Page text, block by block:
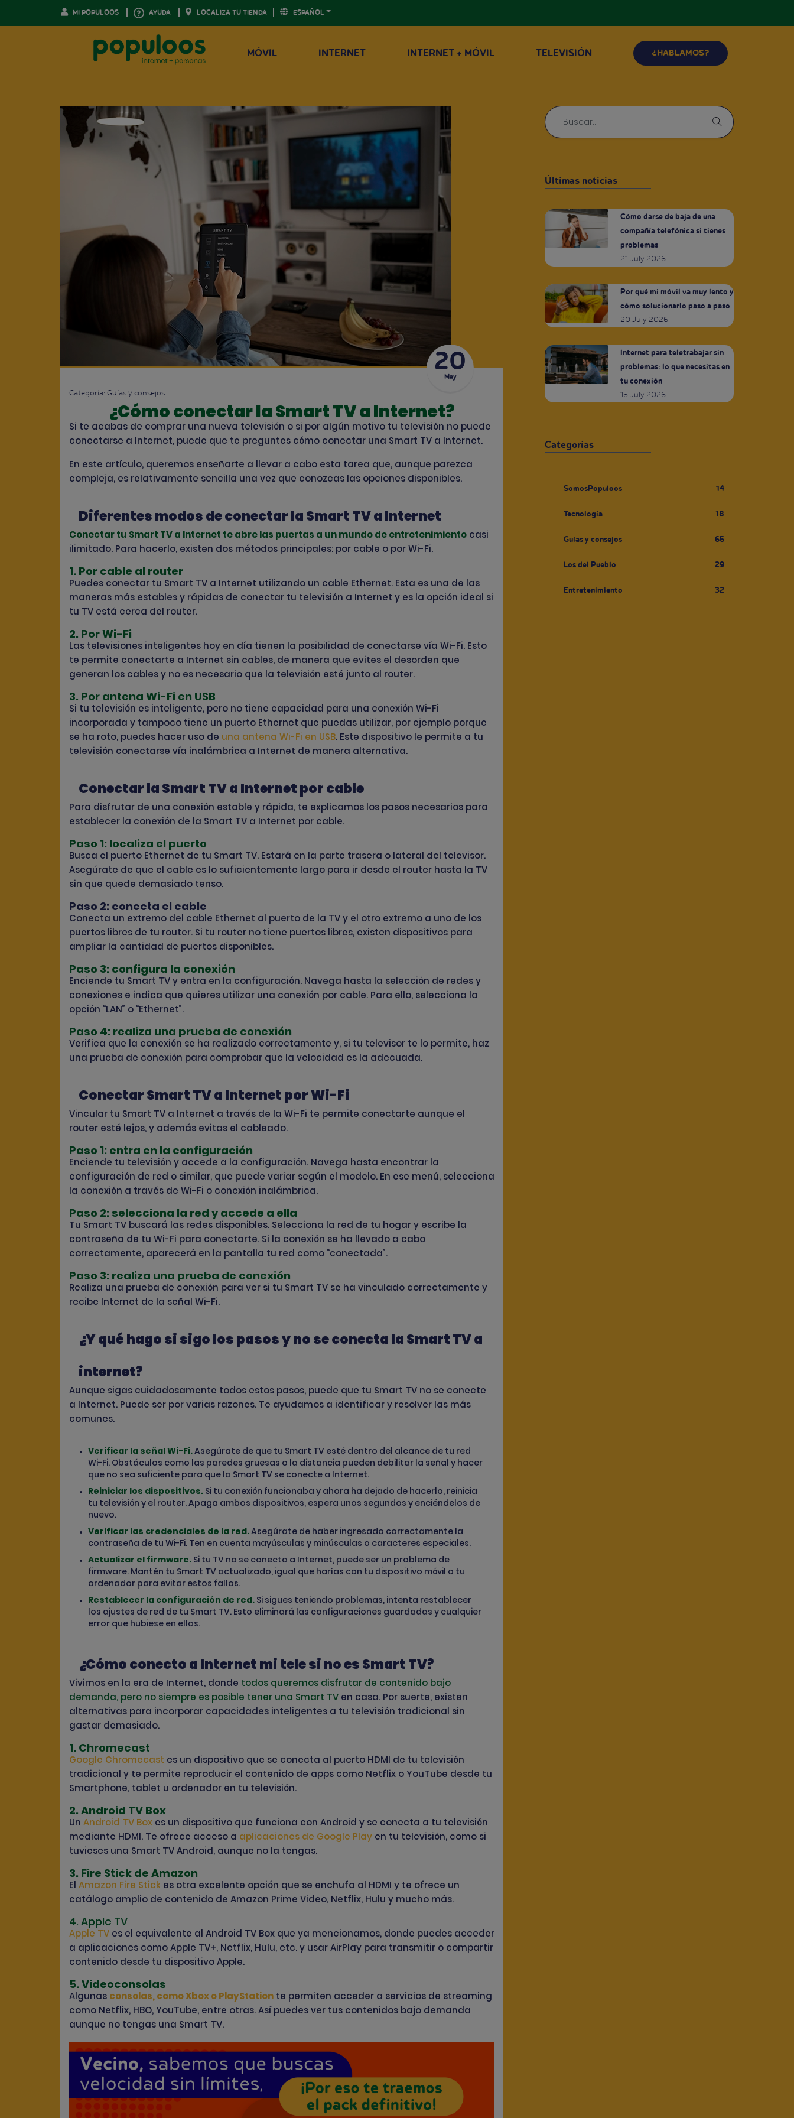
MI POPULOOS AYUDA LOCALIZA TU TIENDA ESPAÑOL
MÓVIL INTERNET INTERNET + MÓVIL TELEVISIÓN ¿HABLAMOS?
20
May
Categoría: Guías y consejos
¿Cómo conectar la Smart TV a Internet?
Si te acabas de comprar una nueva televisión o si por algún motivo tu televisión no puede
conectarse a Internet, puede que te preguntes cómo conectar una Smart TV a Internet.
En este artículo, queremos enseñarte a llevar a cabo esta tarea que, aunque parezca
compleja, es relativamente sencilla una vez que conozcas las opciones disponibles.
Diferentes modos de conectar la Smart TV a Internet
Conectar tu Smart TV a Internet te abre las puertas a un mundo de entretenimiento casi
ilimitado. Para hacerlo, existen dos métodos principales: por cable o por Wi-Fi.
1. Por cable al router
Puedes conectar tu Smart TV a Internet utilizando un cable Ethernet. Esta es una de las
maneras más estables y rápidas de conectar tu televisión a Internet y es la opción ideal si
tu TV está cerca del router.
2. Por Wi-Fi
Las televisiones inteligentes hoy en día tienen la posibilidad de conectarse vía Wi-Fi. Esto
te permite conectarte a Internet sin cables, de manera que evites el desorden que
generan los cables y no es necesario que la televisión esté junto al router.
3. Por antena Wi-Fi en USB
Si tu televisión es inteligente, pero no tiene capacidad para una conexión Wi-Fi
incorporada y tampoco tiene un puerto Ethernet que puedas utilizar, por ejemplo porque
se ha roto, puedes hacer uso de una antena Wi-Fi en USB. Este dispositivo le permite a tu
televisión conectarse vía inalámbrica a Internet de manera alternativa.
Conectar la Smart TV a Internet por cable
Para disfrutar de una conexión estable y rápida, te explicamos los pasos necesarios para
establecer la conexión de la Smart TV a Internet por cable.
Paso 1: localiza el puerto
Busca el puerto Ethernet de tu Smart TV. Estará en la parte trasera o lateral del televisor.
Asegúrate de que el cable es lo suficientemente largo para ir desde el router hasta la TV
sin que quede demasiado tenso.
Paso 2: conecta el cable
Conecta un extremo del cable Ethernet al puerto de la TV y el otro extremo a uno de los
puertos libres de tu router. Si tu router no tiene puertos libres, existen dispositivos para
ampliar la cantidad de puertos disponibles.
Paso 3: configura la conexión
Enciende tu Smart TV y entra en la configuración. Navega hasta la selección de redes y
conexiones e indica que quieres utilizar una conexión por cable. Para ello, selecciona la
opción “LAN” o “Ethernet”.
Paso 4: realiza una prueba de conexión
Verifica que la conexión se ha realizado correctamente y, si tu televisor te lo permite, haz
una prueba de conexión para comprobar que la velocidad es la adecuada.
Conectar Smart TV a Internet por Wi-Fi
Vincular tu Smart TV a Internet a través de la Wi-Fi te permite conectarte aunque el
router esté lejos, y además evitas el cableado.
Paso 1: entra en la configuración
Enciende tu televisión y accede a la configuración. Navega hasta encontrar la
configuración de red o similar, que puede variar según el modelo. En ese menú, selecciona
la conexión a través de Wi-Fi o conexión inalámbrica.
Paso 2: selecciona la red y accede a ella
Tu Smart TV buscará las redes disponibles. Selecciona la red de tu hogar y escribe la
contraseña de tu Wi-Fi para conectarte. Si la conexión se ha llevado a cabo
correctamente, aparecerá en la pantalla tu red como “conectada”.
Paso 3: realiza una prueba de conexión
Realiza una prueba de conexión para ver si tu Smart TV se ha vinculado correctamente y
recibe Internet de la señal Wi-Fi.
¿Y qué hago si sigo los pasos y no se conecta la Smart TV a
internet?
Aunque sigas cuidadosamente todos estos pasos, puede que tu Smart TV no se conecte
a Internet. Puede ser por varias razones. Te ayudamos a identificar y resolver las más
comunes.
Verificar la señal Wi-Fi.Asegúrate de que tu Smart TV esté dentro del alcance de tu red
Wi-Fi. Obstáculos como las paredes gruesas o la distancia pueden debilitar la señal y hacer
que no sea suficiente para que la Smart TV se conecte a Internet.
Reiniciar los dispositivos. Si tu conexión funcionaba y ahora ha dejado de hacerlo, reinicia
tu televisión y el router. Apaga ambos dispositivos, espera unos segundos y enciéndelos de
nuevo.
Verificar las credenciales de la red.Asegúrate de haber ingresado correctamente la
contraseña de tu Wi-Fi. Ten en cuenta mayúsculas y minúsculas o caracteres especiales.
Actualizar el firmware. Si tu TV no se conecta a Internet, puede ser un problema de
firmware. Mantén tu Smart TV actualizado, igual que harías con tu dispositivo móvil o tu
ordenador para evitar estos fallos.
Restablecer la configuración de red. Si sigues teniendo problemas, intenta restablecer
los ajustes de red de tu Smart TV. Esto eliminará las configuraciones guardadas y cualquier
error que hubiese en ellas.
¿Cómo conecto a Internet mi tele si no es Smart TV?
Vivimos en la era de Internet, donde todos queremos disfrutar de contenido bajo
demanda, pero no siempre es posible tener una Smart TV en casa. Por suerte, existen
alternativas para incorporar capacidades inteligentes a tu televisión tradicional sin
gastar demasiado.
1. Chromecast
Google Chromecast es un dispositivo que se conecta al puerto HDMI de tu televisión
tradicional y te permite reproducir el contenido de apps como Netflix o YouTube desde tu
Smartphone, tablet u ordenador en tu televisión.
2. Android TV Box
Un Android TV Box es un dispositivo que funciona con Android y se conecta a tu televisión
mediante HDMI. Te ofrece acceso a aplicaciones de Google Play en tu televisión, como si
tuvieses una Smart TV Android, aunque no la tengas.
3. Fire Stick de Amazon
El Amazon Fire Stick es otra excelente opción que se enchufa al HDMI y te ofrece un
catálogo amplio de contenido de Amazon Prime Video, Netflix, Hulu y mucho más.
4. Apple TV
Apple TV es el equivalente al Android TV Box que ya mencionamos, donde puedes acceder
a aplicaciones como Apple TV+, Netflix, Hulu, etc. y usar AirPlay para transmitir o compartir
contenido desde tu dispositivo Apple.
5. Videoconsolas
Algunas consolas, como Xbox o PlayStation te permiten acceder a servicios de streaming
como Netflix, HBO, YouTube, entre otras. Así puedes ver tus contenidos bajo demanda
aunque no tengas una Smart TV.
Últimas noticias
Cómo darse de baja de una
compañía telefónica si tienes
problemas
21 July 2026
Por qué mi móvil va muy lento y
cómo solucionarlo paso a paso
20 July 2026
Internet para teletrabajar sin
problemas: lo que necesitas en
tu conexión
15 July 2026
Categorías
SomosPopuloos 14
Tecnología 18
Guías y consejos 65
Los del Pueblo 29
Entretenimiento 32